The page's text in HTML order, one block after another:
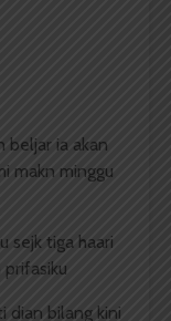
beljar ia akan
makn minggu
sejk tiga haari
prifasiku
dian bilang kini